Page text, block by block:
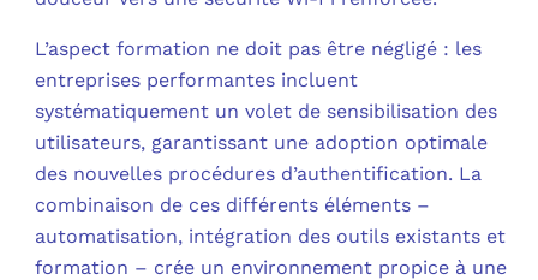
L’aspect formation ne doit pas être négligé : les
entreprises performantes incluent
systématiquement un volet de sensibilisation des
utilisateurs, garantissant une adoption optimale
des nouvelles procédures d’authentification. La
combinaison de ces différents éléments –
automatisation, intégration des outils existants et
formation – crée un environnement propice à une